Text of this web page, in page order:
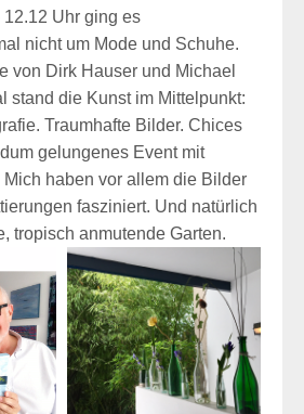
Uhr ging es
nicht um Mode und Schuhe.
von Dirk Hauser und Michael
stand die Kunst im Mittelpunkt:
Traumhafte Bilder. Chices
gelungenes Event mit
haben vor allem die Bilder
fasziniert. Und natürlich
tropisch anmutende Garten.